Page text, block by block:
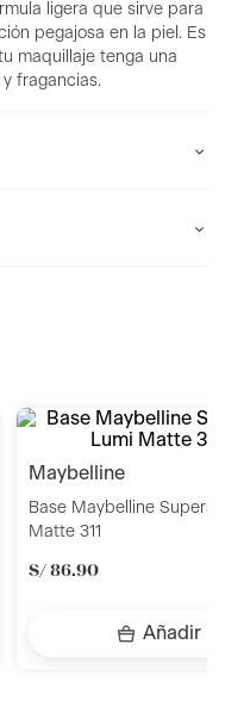
ligera que sirve para
pegajosa en la piel. Es
maquillaje tenga una
fragancias.